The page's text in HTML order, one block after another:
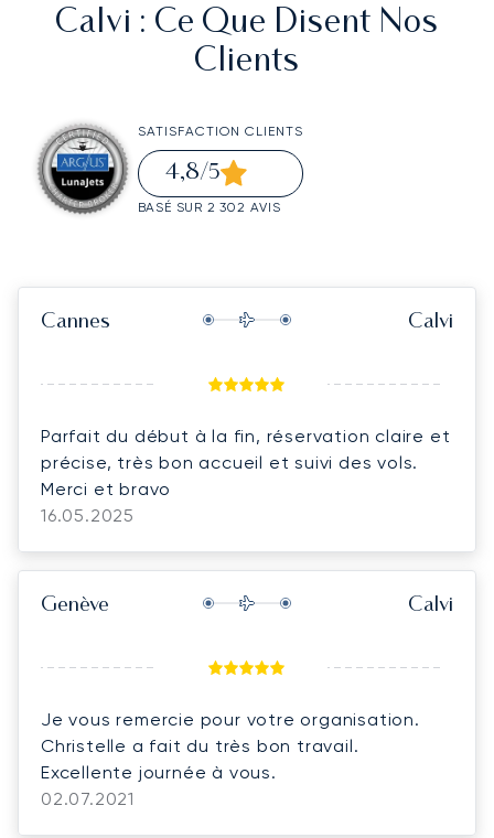
Calvi : Ce Que Disent Nos
Clients
SATISFACTION CLIENTS
4,8/5
BASÉ SUR 2 302 AVIS
Cannes Calvi
Parfait du début à la fin, réservation claire et
précise, très bon accueil et suivi des vols.
Merci et bravo
16.05.2025
Genève Calvi
Je vous remercie pour votre organisation.
Christelle a fait du très bon travail.
Excellente journée à vous.
02.07.2021